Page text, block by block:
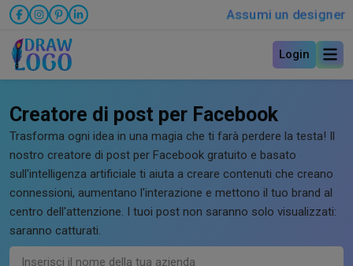
Assumi un designer
Login
Creatore di post per Facebook
Trasforma ogni idea in una magia che ti farà perdere la testa! Il
nostro creatore di post per Facebook gratuito e basato
sull'intelligenza artificiale ti aiuta a creare contenuti che creano
connessioni, aumentano l'interazione e mettono il tuo brand al
centro dell'attenzione. I tuoi post non saranno solo visualizzati:
saranno catturati.